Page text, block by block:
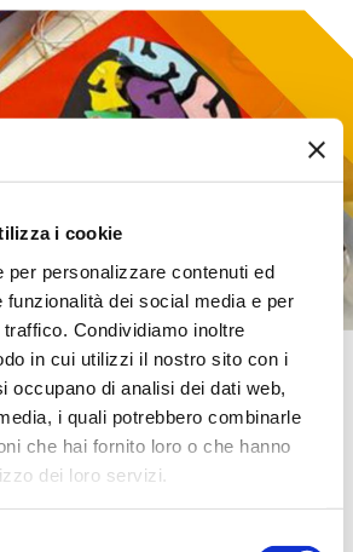
i cookie
per personalizzare contenuti ed
funzionalità dei social media e per
Condividiamo inoltre
in cui utilizzi il nostro sito con i
occupano di analisi dei dati web,
i quali potrebbero combinarle
che hai fornito loro o che hanno
dei loro servizi.
cervello?
cervello in cartoncino cercando di